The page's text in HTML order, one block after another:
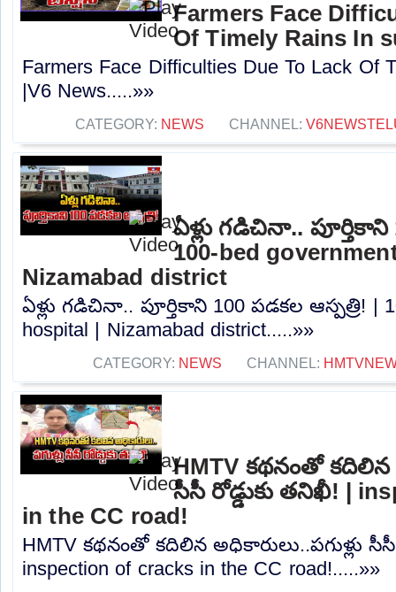
Farmers Face
Of Timely Rains In
Farmers Face Difficulties Due To Lack Of
|V6 News.....»»
CATEGORY: NEWS CHANNEL:
ఏళ్లు గడిచినా.. పూర్తికాని
100-bed
Nizamabad district
ఏళ్లు గడిచినా.. పూర్తికాని 100 పడకల ఆస్పత్రి! |
hospital | Nizamabad district.....»»
CATEGORY: NEWS CHANNEL:
HMTV కథనంతో కదిలిన
సీసీ రోడ్డుకు తనిఖీ! |
in the CC road!
HMTV కథనంతో కదిలిన అధికారులు..పగుళ్లు
inspection of cracks in the CC road!.....»»